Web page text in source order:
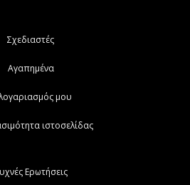
Σχεδιαστές
Αγαπημένα
μου
ιστοσελίδας
Ερωτήσεις